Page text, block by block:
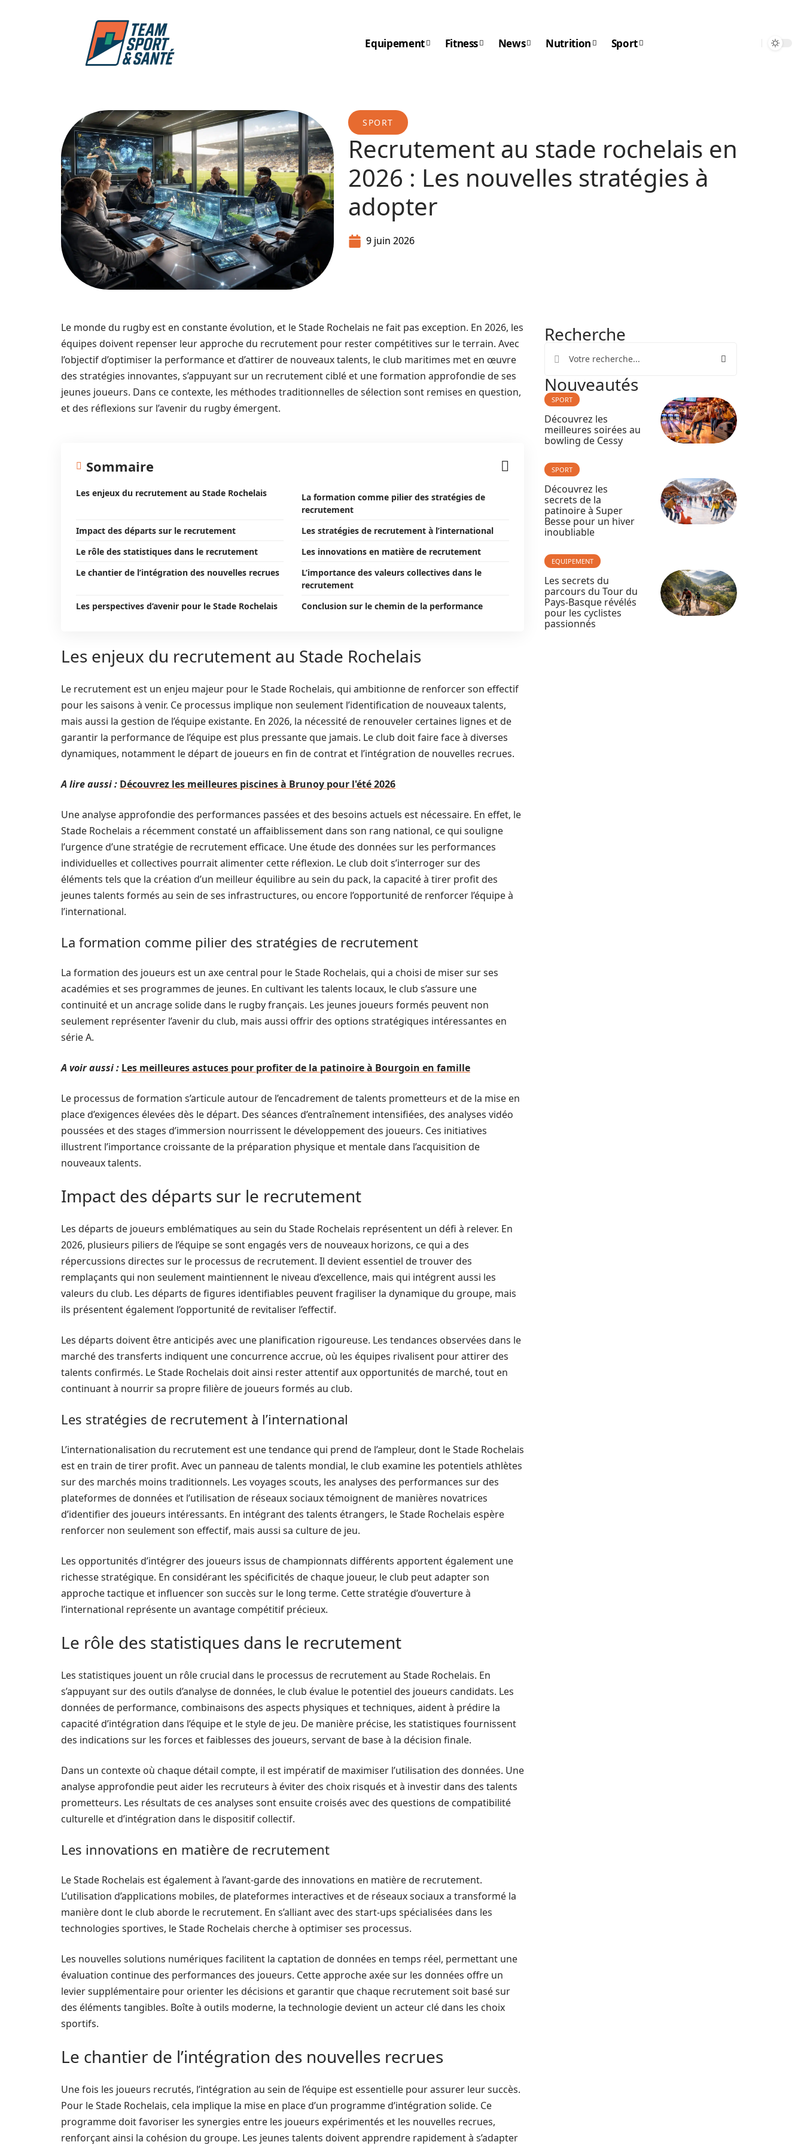
Equipement Fitness News Nutrition Sport
SPORT
Recrutement au stade rochelais en
2026 : Les nouvelles stratégies à
adopter
9 juin 2026
Le monde du rugby est en constante évolution, et le Stade Rochelais ne fait pas exception. En 2026, les
équipes doivent repenser leur approche du recrutement pour rester compétitives sur le terrain. Avec
l’objectif d’optimiser la performance et d’attirer de nouveaux talents, le club maritimes met en œuvre
des stratégies innovantes, s’appuyant sur un recrutement ciblé et une formation approfondie de ses
jeunes joueurs. Dans ce contexte, les méthodes traditionnelles de sélection sont remises en question,
et des réflexions sur l’avenir du rugby émergent.
Sommaire
Les enjeux du recrutement au Stade Rochelais
La formation comme pilier des stratégies de
recrutement
Impact des départs sur le recrutement
Les stratégies de recrutement à l’international
Le rôle des statistiques dans le recrutement
Les innovations en matière de recrutement
Le chantier de l’intégration des nouvelles recrues
L’importance des valeurs collectives dans le
recrutement
Les perspectives d’avenir pour le Stade Rochelais
Conclusion sur le chemin de la performance
Les enjeux du recrutement au Stade Rochelais
Le recrutement est un enjeu majeur pour le Stade Rochelais, qui ambitionne de renforcer son effectif
pour les saisons à venir. Ce processus implique non seulement l’identification de nouveaux talents,
mais aussi la gestion de l’équipe existante. En 2026, la nécessité de renouveler certaines lignes et de
garantir la performance de l’équipe est plus pressante que jamais. Le club doit faire face à diverses
dynamiques, notamment le départ de joueurs en fin de contrat et l’intégration de nouvelles recrues.
A lire aussi : Découvrez les meilleures piscines à Brunoy pour l'été 2026
Une analyse approfondie des performances passées et des besoins actuels est nécessaire. En effet, le
Stade Rochelais a récemment constaté un affaiblissement dans son rang national, ce qui souligne
l’urgence d’une stratégie de recrutement efficace. Une étude des données sur les performances
individuelles et collectives pourrait alimenter cette réflexion. Le club doit s’interroger sur des
éléments tels que la création d’un meilleur équilibre au sein du pack, la capacité à tirer profit des
jeunes talents formés au sein de ses infrastructures, ou encore l’opportunité de renforcer l’équipe à
l’international.
La formation comme pilier des stratégies de recrutement
La formation des joueurs est un axe central pour le Stade Rochelais, qui a choisi de miser sur ses
académies et ses programmes de jeunes. En cultivant les talents locaux, le club s’assure une
continuité et un ancrage solide dans le rugby français. Les jeunes joueurs formés peuvent non
seulement représenter l’avenir du club, mais aussi offrir des options stratégiques intéressantes en
série A.
A voir aussi : Les meilleures astuces pour profiter de la patinoire à Bourgoin en famille
Le processus de formation s’articule autour de l’encadrement de talents prometteurs et de la mise en
place d’exigences élevées dès le départ. Des séances d’entraînement intensifiées, des analyses vidéo
poussées et des stages d’immersion nourrissent le développement des joueurs. Ces initiatives
illustrent l’importance croissante de la préparation physique et mentale dans l’acquisition de
nouveaux talents.
Impact des départs sur le recrutement
Les départs de joueurs emblématiques au sein du Stade Rochelais représentent un défi à relever. En
2026, plusieurs piliers de l’équipe se sont engagés vers de nouveaux horizons, ce qui a des
répercussions directes sur le processus de recrutement. Il devient essentiel de trouver des
remplaçants qui non seulement maintiennent le niveau d’excellence, mais qui intégrent aussi les
valeurs du club. Les départs de figures identifiables peuvent fragiliser la dynamique du groupe, mais
ils présentent également l’opportunité de revitaliser l’effectif.
Les départs doivent être anticipés avec une planification rigoureuse. Les tendances observées dans le
marché des transferts indiquent une concurrence accrue, où les équipes rivalisent pour attirer des
talents confirmés. Le Stade Rochelais doit ainsi rester attentif aux opportunités de marché, tout en
continuant à nourrir sa propre filière de joueurs formés au club.
Les stratégies de recrutement à l’international
L’internationalisation du recrutement est une tendance qui prend de l’ampleur, dont le Stade Rochelais
est en train de tirer profit. Avec un panneau de talents mondial, le club examine les potentiels athlètes
sur des marchés moins traditionnels. Les voyages scouts, les analyses des performances sur des
plateformes de données et l’utilisation de réseaux sociaux témoignent de manières novatrices
d’identifier des joueurs intéressants. En intégrant des talents étrangers, le Stade Rochelais espère
renforcer non seulement son effectif, mais aussi sa culture de jeu.
Les opportunités d’intégrer des joueurs issus de championnats différents apportent également une
richesse stratégique. En considérant les spécificités de chaque joueur, le club peut adapter son
approche tactique et influencer son succès sur le long terme. Cette stratégie d’ouverture à
l’international représente un avantage compétitif précieux.
Le rôle des statistiques dans le recrutement
Les statistiques jouent un rôle crucial dans le processus de recrutement au Stade Rochelais. En
s’appuyant sur des outils d’analyse de données, le club évalue le potentiel des joueurs candidats. Les
données de performance, combinaisons des aspects physiques et techniques, aident à prédire la
capacité d’intégration dans l’équipe et le style de jeu. De manière précise, les statistiques fournissent
des indications sur les forces et faiblesses des joueurs, servant de base à la décision finale.
Dans un contexte où chaque détail compte, il est impératif de maximiser l’utilisation des données. Une
analyse approfondie peut aider les recruteurs à éviter des choix risqués et à investir dans des talents
prometteurs. Les résultats de ces analyses sont ensuite croisés avec des questions de compatibilité
culturelle et d’intégration dans le dispositif collectif.
Les innovations en matière de recrutement
Le Stade Rochelais est également à l’avant-garde des innovations en matière de recrutement.
L’utilisation d’applications mobiles, de plateformes interactives et de réseaux sociaux a transformé la
manière dont le club aborde le recrutement. En s’alliant avec des start-ups spécialisées dans les
technologies sportives, le Stade Rochelais cherche à optimiser ses processus.
Les nouvelles solutions numériques facilitent la captation de données en temps réel, permettant une
évaluation continue des performances des joueurs. Cette approche axée sur les données offre un
levier supplémentaire pour orienter les décisions et garantir que chaque recrutement soit basé sur
des éléments tangibles. Boîte à outils moderne, la technologie devient un acteur clé dans les choix
sportifs.
Le chantier de l’intégration des nouvelles recrues
Une fois les joueurs recrutés, l’intégration au sein de l’équipe est essentielle pour assurer leur succès.
Pour le Stade Rochelais, cela implique la mise en place d’un programme d’intégration solide. Ce
programme doit favoriser les synergies entre les joueurs expérimentés et les nouvelles recrues,
renforçant ainsi la cohésion du groupe. Les jeunes talents doivent apprendre rapidement à s’adapter
Recherche
Nouveautés
SPORT
Découvrez les
meilleures soirées au
bowling de Cessy
SPORT
Découvrez les
secrets de la
patinoire à Super
Besse pour un hiver
inoubliable
EQUIPEMENT
Les secrets du
parcours du Tour du
Pays-Basque révélés
pour les cyclistes
passionnés